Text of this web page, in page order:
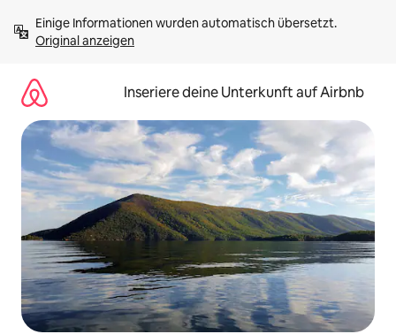
Inhalten
springenOriginal anzeigen
Inseriere deine Unterkunft auf Airbnb